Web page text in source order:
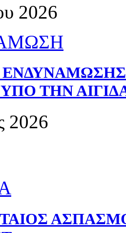
2026
ΥΠΟ ΤΗΝ
2026